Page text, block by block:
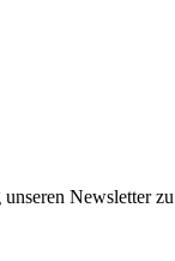
Newsletter